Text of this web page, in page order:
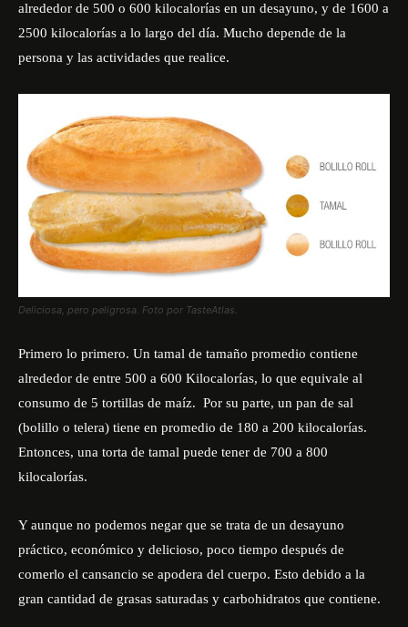
alrededor de 500 o 600 kilocalorías en un desayuno, y de 1600 a
2500 kilocalorías a lo largo del día. Mucho depende de la
persona y las actividades que realice.
Deliciosa, pero peligrosa. Foto por TasteAtlas.
Primero lo primero. Un tamal de tamaño promedio contiene
alrededor de entre 500 a 600 Kilocalorías, lo que equivale al
consumo de 5 tortillas de maíz. Por su parte, un pan de sal
(bolillo o telera) tiene en promedio de 180 a 200 kilocalorías.
Entonces, una torta de tamal puede tener de 700 a 800
kilocalorías.
Y aunque no podemos negar que se trata de un desayuno
práctico, económico y delicioso, poco tiempo después de
comerlo el cansancio se apodera del cuerpo. Esto debido a la
gran cantidad de grasas saturadas y carbohidratos que contiene.